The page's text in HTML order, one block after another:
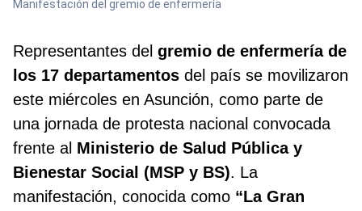
Manifestación del gremio de enfermería
Representantes del gremio de enfermería de
los 17 departamentos del país se movilizaron
este miércoles en Asunción, como parte de
una jornada de protesta nacional convocada
frente al Ministerio de Salud Pública y
Bienestar Social (MSP y BS). La
manifestación, conocida como “La Gran